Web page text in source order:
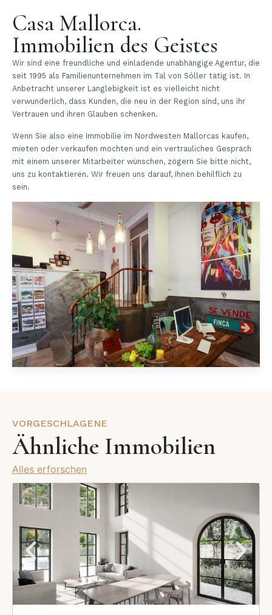
Casa Mallorca.
Immobilien des Geistes
Wir sind eine freundliche und einladende unabhängige Agentur, die
seit 1995 als Familienunternehmen im Tal von Sóller tätig ist. In
Anbetracht unserer Langlebigkeit ist es vielleicht nicht
verwunderlich, dass Kunden, die neu in der Region sind, uns ihr
Vertrauen und ihren Glauben schenken.
Wenn Sie also eine Immobilie im Nordwesten Mallorcas kaufen,
mieten oder verkaufen möchten und ein vertrauliches Gespräch
mit einem unserer Mitarbeiter wünschen, zögern Sie bitte nicht,
uns zu kontaktieren. Wir freuen uns darauf, Ihnen behilflich zu
sein.
VORGESCHLAGENE
Ähnliche Immobilien
Alles erforschen